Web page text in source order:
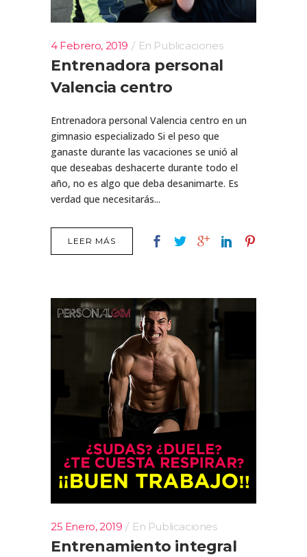
4 Febrero, 2019 En Publicaciones
Entrenadora personal
Valencia centro
Entrenadora personal Valencia centro en un
gimnasio especializado Si el peso que
ganaste durante las vacaciones se unió al
que deseabas deshacerte durante todo el
año, no es algo que deba desanimarte. Es
verdad que necesitarás...
LEER MÁS
25 Enero, 2019 En Publicaciones
Entrenamiento integral